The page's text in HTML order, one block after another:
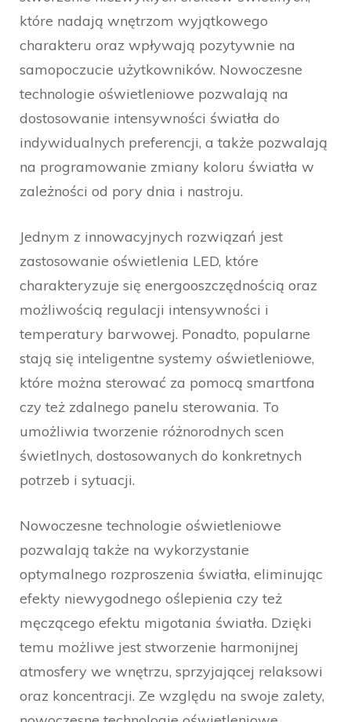
które nadają wnętrzom wyjątkowego
charakteru oraz wpływają pozytywnie na
samopoczucie użytkowników. Nowoczesne
technologie oświetleniowe pozwalają na
dostosowanie intensywności światła do
indywidualnych preferencji, a także pozwalają
na programowanie zmiany koloru światła w
zależności od pory dnia i nastroju.
Jednym z innowacyjnych rozwiązań jest
zastosowanie oświetlenia LED, które
charakteryzuje się energooszczędnością oraz
możliwością regulacji intensywności i
temperatury barwowej. Ponadto, popularne
stają się inteligentne systemy oświetleniowe,
które można sterować za pomocą smartfona
czy też zdalnego panelu sterowania. To
umożliwia tworzenie różnorodnych scen
świetlnych, dostosowanych do konkretnych
potrzeb i sytuacji.
Nowoczesne technologie oświetleniowe
pozwalają także na wykorzystanie
optymalnego rozproszenia światła, eliminując
efekty niewygodnego oślepienia czy też
męczącego efektu migotania światła. Dzięki
temu możliwe jest stworzenie harmonijnej
atmosfery we wnętrzu, sprzyjającej relaksowi
oraz koncentracji. Ze względu na swoje zalety,